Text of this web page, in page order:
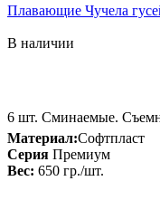
Плавающие Чучела
В наличии
6 шт. Сминаемые.
Материал:Софтпласт
Серия Премиум
Вес: 650 гр./шт.